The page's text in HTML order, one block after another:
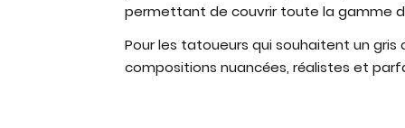
permettant de couvrir toute la gamme
Pour les tatoueurs qui souhaitent un
compositions nuancées, réalistes et